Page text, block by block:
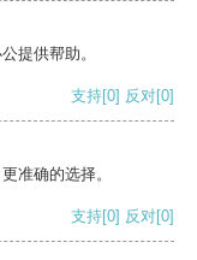
提供帮助。
支持[0] 反对[0]
准确的选择。
支持[0] 反对[0]